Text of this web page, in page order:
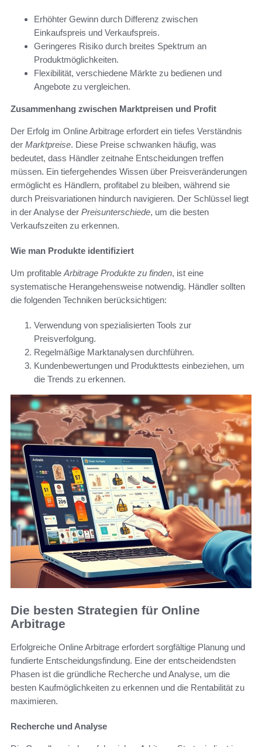
Erhöhter Gewinn durch Differenz zwischen
Einkaufspreis und Verkaufspreis.
Geringeres Risiko durch breites Spektrum an
Produktmöglichkeiten.
Flexibilität, verschiedene Märkte zu bedienen und
Angebote zu vergleichen.
Zusammenhang zwischen Marktpreisen und Profit
Der Erfolg im Online Arbitrage erfordert ein tiefes Verständnis
der Marktpreise. Diese Preise schwanken häufig, was
bedeutet, dass Händler zeitnahe Entscheidungen treffen
müssen. Ein tiefergehendes Wissen über Preisveränderungen
ermöglicht es Händlern, profitabel zu bleiben, während sie
durch Preisvariationen hindurch navigieren. Der Schlüssel liegt
in der Analyse der Preisunterschiede, um die besten
Verkaufszeiten zu erkennen.
Wie man Produkte identifiziert
Um profitable Arbitrage Produkte zu finden, ist eine
systematische Herangehensweise notwendig. Händler sollten
die folgenden Techniken berücksichtigen:
Verwendung von spezialisierten Tools zur
Preisverfolgung.
Regelmäßige Marktanalysen durchführen.
Kundenbewertungen und Produkttests einbeziehen, um
die Trends zu erkennen.
Die besten Strategien für Online
Arbitrage
Erfolgreiche Online Arbitrage erfordert sorgfältige Planung und
fundierte Entscheidungsfindung. Eine der entscheidendsten
Phasen ist die gründliche Recherche und Analyse, um die
besten Kaufmöglichkeiten zu erkennen und die Rentabilität zu
maximieren.
Recherche und Analyse